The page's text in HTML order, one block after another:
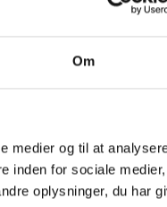
Om
medier og til at
inden for sociale medier,
oplysninger, du har